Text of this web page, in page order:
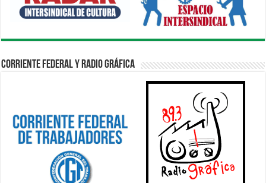
Corriente Federal y Radio Gráfica